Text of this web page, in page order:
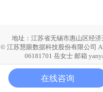
地址：江苏省无锡市惠山区经
© 江苏慧眼数据科技股份有限公司
06181701 岳女士 邮箱
在线咨询